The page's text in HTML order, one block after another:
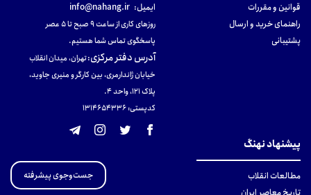
قوانین و مقررات
راهنمای خرید و ارسال
پشتیبانی
ایمیل: info@nahang.ir
روزهای کاری از ساعت ۹ صبح تا ۵ عصر
پاسخگوی تماس شما هستیم.
آدرس دفتر مرکزی:تهران، میدان انقلاب
خیابان ژاندارمری، بین کارگر و منیری جاوید،
پلاک 121، واحد ۴.
کدپستی: 131465433۶
پیشنهاد نهنگ
مطالعات انقلاب
جست‌وجوی پیشرفته